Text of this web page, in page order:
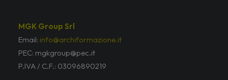
MGK Group Srl
Email: info@archiformazione.it
PEC: mgkgroup@pec.it
P.IVA / C.F.: 03096890219